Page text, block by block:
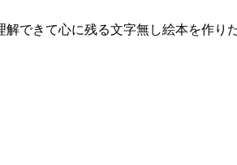
できて心に残る文字無し絵本を作り